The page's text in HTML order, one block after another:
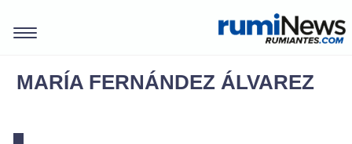
MARÍA FERNÁNDEZ ÁLVAREZ